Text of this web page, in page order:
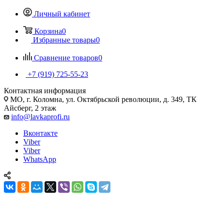
Личный кабинет
Корзина0
Избранные товары0
Сравнение товаров0
+7 (919) 725-55-23
Контактная информация
МО, г. Коломна, ул. Октябрьской революции, д. 349, ТК
Айсберг, 2 этаж
info@lavkaprofi.ru
Вконтакте
Viber
Viber
WhatsApp